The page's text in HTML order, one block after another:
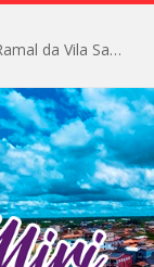
Prefeitura inicia obra de pavimentação no Ramal da Vila Santa Maria do Icatu